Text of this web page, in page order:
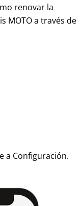
renovar la
MOTO a través de
a Configuración.